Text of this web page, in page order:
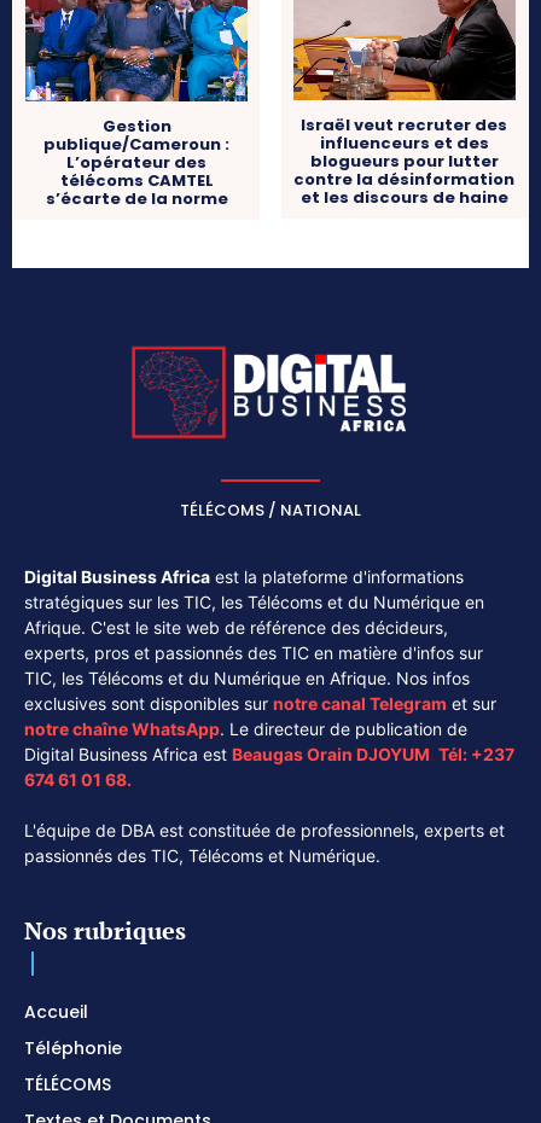
Gestion
publique/Cameroun :
L’opérateur des
télécoms CAMTEL
s’écarte de la norme
Israël veut recruter des
influenceurs et des
blogueurs pour lutter
contre la désinformation
et les discours de haine
TÉLÉCOMS / NATIONAL
Digital Business Africa est la plateforme d'informations
stratégiques sur les TIC, les Télécoms et du Numérique en
Afrique. C'est le site web de référence des décideurs,
experts, pros et passionnés des TIC en matière d'infos sur
TIC, les Télécoms et du Numérique en Afrique. Nos infos
exclusives sont disponibles sur notre canal Telegram et sur
notre chaîneWhatsApp. Le directeur de publication de
Digital Business Africa est Beaugas Orain DJOYUM. Tél: +237
674 61 01 68.
L'équipe de DBA est constituée de professionnels, experts et
passionnés des TIC, Télécoms et Numérique.
Nos rubriques
Accueil
Téléphonie
TÉLÉCOMS